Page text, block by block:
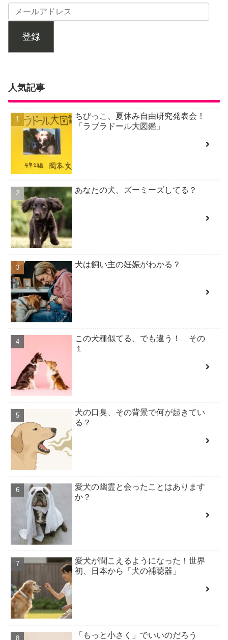
登録
人気記事
ちびっこ、夏休み自由研究発表会！
「ラブラドール大図鑑」
あなたの犬、ズーミーズしてる？
犬は飼い主の妊娠がわかる？
この犬種似てる、でも違う！ その
１
犬の口臭、その背景で何が起きてい
る？
愛犬の幽霊と会ったことはあります
か？
愛犬が聞こえるようになった！世界
初、日本から「犬の補聴器」
「もっと小さく」でいいのだろう